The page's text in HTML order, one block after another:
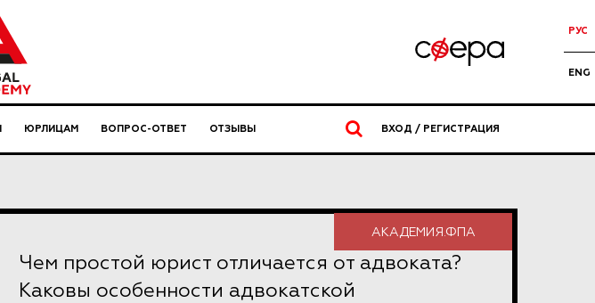
РУС
ENG
ЮРЛИЦАМ ВОПРОС-ОТВЕТ ОТЗЫВЫ ВХОД / РЕГИСТРАЦИЯ
АКАДЕМИЯ.ФПА
Чем простой юрист отличается от адвоката?
Каковы особенности адвокатской